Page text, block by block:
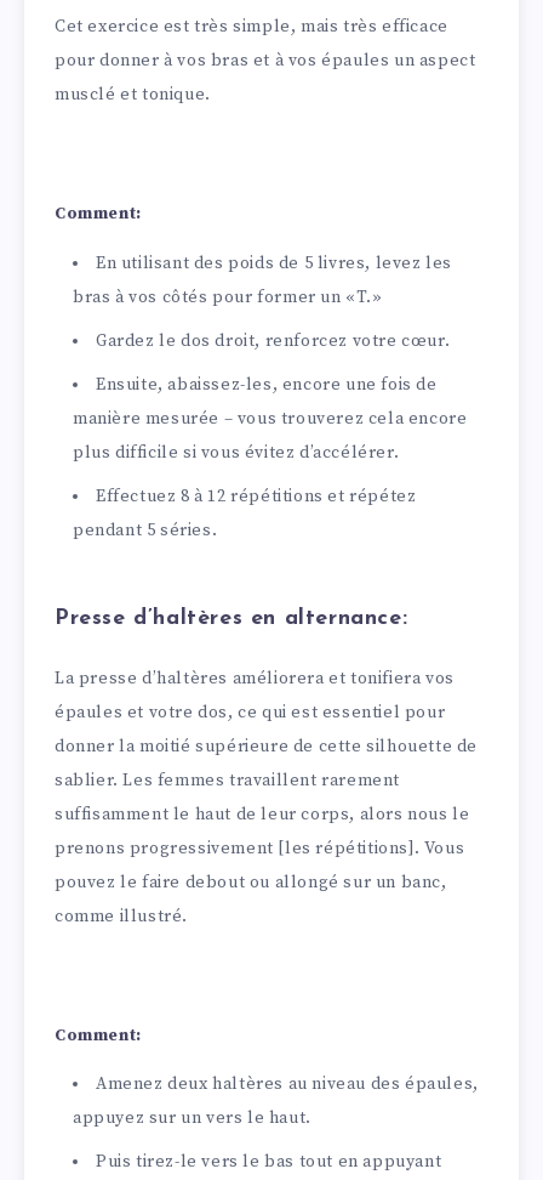
Cet exercice est très simple, mais très efficace
pour donner à vos bras et à vos épaules un aspect
musclé et tonique.
Comment:
En utilisant des poids de 5 livres, levez les
bras à vos côtés pour former un «T.»
Gardez le dos droit, renforcez votre cœur.
Ensuite, abaissez-les, encore une fois de
manière mesurée – vous trouverez cela encore
plus difficile si vous évitez d’accélérer.
Effectuez 8 à 12 répétitions et répétez
pendant 5 séries.
Presse d’haltères en alternance:
La presse d’haltères améliorera et tonifiera vos
épaules et votre dos, ce qui est essentiel pour
donner la moitié supérieure de cette silhouette de
sablier. Les femmes travaillent rarement
suffisamment le haut de leur corps, alors nous le
prenons progressivement [les répétitions]. Vous
pouvez le faire debout ou allongé sur un banc,
comme illustré.
Comment:
Amenez deux haltères au niveau des épaules,
appuyez sur un vers le haut.
Puis tirez-le vers le bas tout en appuyant